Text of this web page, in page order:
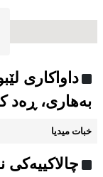
داواکاری
بەهاری، ڕەد
خبات میدیا